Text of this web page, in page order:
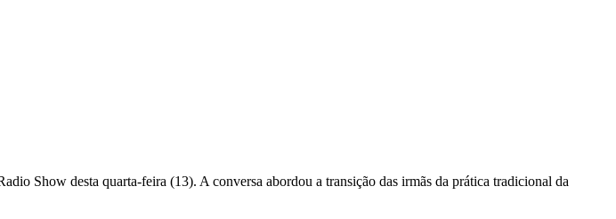
Show desta quarta-feira (13). A conversa abordou a transição das irmãs da prática tradicional da